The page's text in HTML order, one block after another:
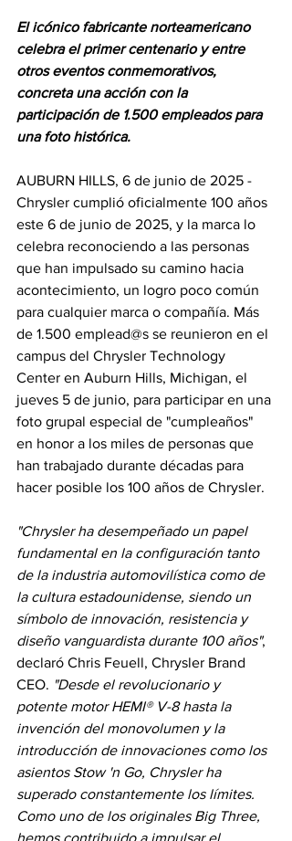
El icónico fabricante norteamericano
celebra el primer centenario y entre
otros eventos conmemorativos,
concreta una acción con la
participación de 1.500 empleados para
una foto histórica.
AUBURN HILLS, 6 de junio de 2025 -
Chrysler cumplió oficialmente 100 años
este 6 de junio de 2025, y la marca lo
celebra reconociendo a las personas
que han impulsado su camino hacia
acontecimiento, un logro poco común
para cualquier marca o compañía. Más
de 1.500 emplead@s se reunieron en el
campus del Chrysler Technology
Center en Auburn Hills, Michigan, el
jueves 5 de junio, para participar en una
foto grupal especial de "cumpleaños"
en honor a los miles de personas que
han trabajado durante décadas para
hacer posible los 100 años de Chrysler.
"Chrysler ha desempeñado un papel
fundamental en la configuración tanto
de la industria automovilística como de
la cultura estadounidense, siendo un
símbolo de innovación, resistencia y
diseño vanguardista durante 100 años",
declaró Chris Feuell, Chrysler Brand
CEO. "Desde el revolucionario y
potente motor HEMI® V-8 hasta la
invención del monovolumen y la
introducción de innovaciones como los
asientos Stow 'n Go, Chrysler ha
superado constantemente los límites.
Como uno de los originales Big Three,
hemos contribuido a impulsar el